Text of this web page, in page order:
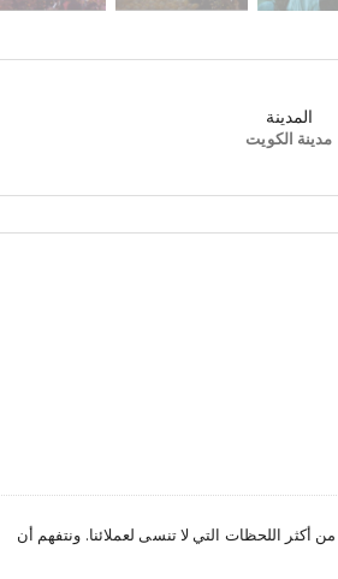
المدينة
مدينة الكويت
اللحظات التي لا تنسى لعملائنا. ونتفهم أن